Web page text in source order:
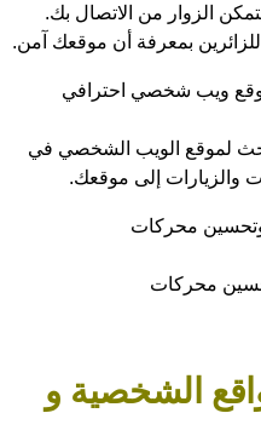
الزوار من الاتصال بك.
بمعرفة أن موقعك آمن.
موقع ويب شخصي احترافي
لموقع الويب الشخصي في
والزيارات إلى موقعك.
محركات
الشخصية و